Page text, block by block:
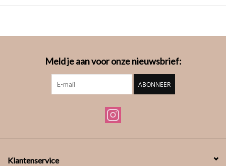
Meld je aan voor onze nieuwsbrief:
ABONNEER
Klantenservice